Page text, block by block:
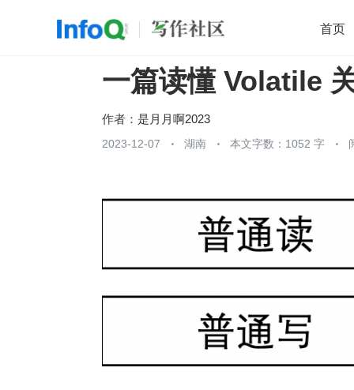
首页
移动开发 Java 开源 架构
查看更多
一篇读懂 Volatile
作者： 是月月啊2023
2023-12-07 湖南 本文字数：1052 字